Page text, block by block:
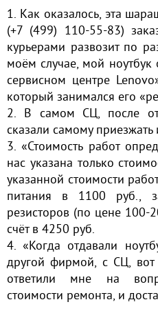
1. Как оказалось, эта
(+7 (499) 110-55-83)
курьерами развозит по
моём случае, мой
сервисном центре
который занимался его
2. В самом СЦ, после
сказали самому приезжать
3. «Стоимость работ
нас указана только
указанной стоимости
питания в 1100 руб.,
резисторов (по цене 100-
счёт в 4250 руб.
4. «Когда отдавали
другой фирмой, с СЦ,
ответили мне на
стоимости ремонта, и